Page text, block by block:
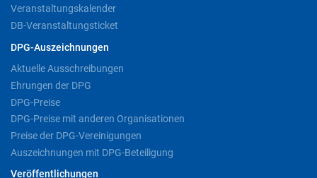
Veranstaltungskalender
DB-Veranstaltungsticket
DPG-Auszeichnungen
Aktuelle Ausschreibungen
Ehrungen der DPG
DPG-Preise
DPG-Preise mit anderen Organisationen
Preise der DPG-Vereinigungen
Auszeichnungen mit DPG-Beteiligung
Veröffentlichungen